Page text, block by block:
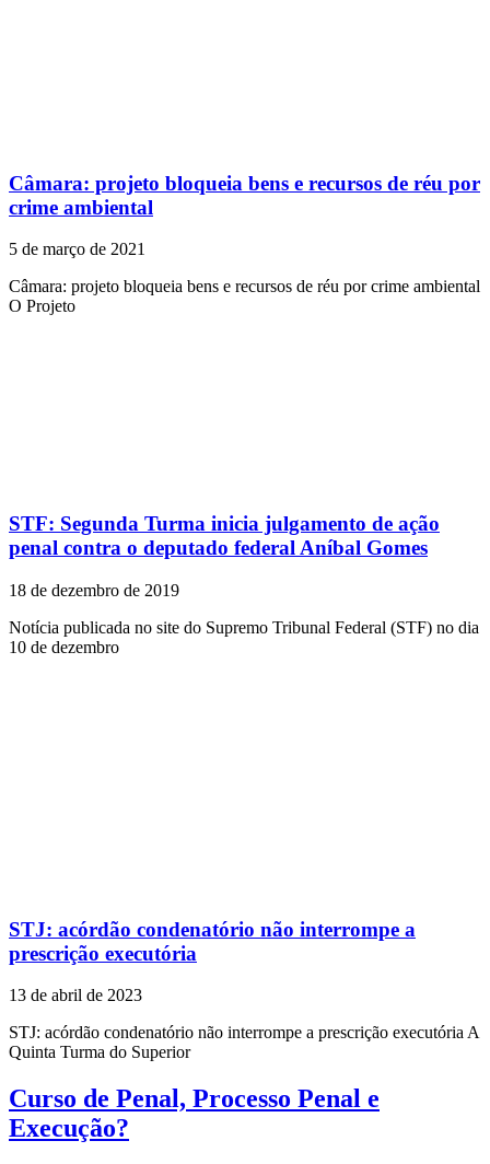
Câmara: projeto bloqueia bens e recursos de réu por
crime ambiental
5 de março de 2021
Câmara: projeto bloqueia bens e recursos de réu por crime ambiental
O Projeto
STF: Segunda Turma inicia julgamento de ação
penal contra o deputado federal Aníbal Gomes
18 de dezembro de 2019
Notícia publicada no site do Supremo Tribunal Federal (STF) no dia
10 de dezembro
STJ: acórdão condenatório não interrompe a
prescrição executória
13 de abril de 2023
STJ: acórdão condenatório não interrompe a prescrição executória A
Quinta Turma do Superior
Curso de Penal, Processo Penal e
Execução?